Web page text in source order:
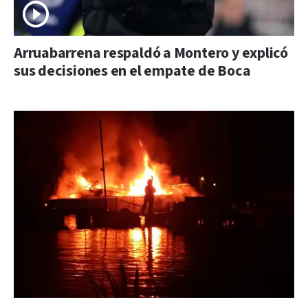
Arruabarrena respaldó a Montero y explicó
sus decisiones en el empate de Boca